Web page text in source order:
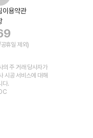
이용약관
휴일 제외)
의 주 거래 당사자가
시공 서비스에 대해
다.